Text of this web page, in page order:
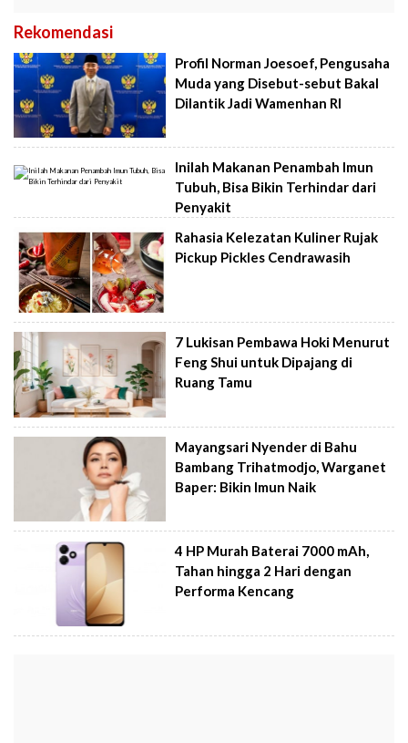
Rekomendasi
Profil Norman Joesoef, Pengusaha
Muda yang Disebut-sebut Bakal
Dilantik Jadi Wamenhan RI
Inilah Makanan Penambah Imun
Tubuh, Bisa Bikin Terhindar dari
Penyakit
Rahasia Kelezatan Kuliner Rujak
Pickup Pickles Cendrawasih
7 Lukisan Pembawa Hoki Menurut
Feng Shui untuk Dipajang di
Ruang Tamu
Mayangsari Nyender di Bahu
Bambang Trihatmodjo, Warganet
Baper: Bikin Imun Naik
4 HP Murah Baterai 7000 mAh,
Tahan hingga 2 Hari dengan
Performa Kencang